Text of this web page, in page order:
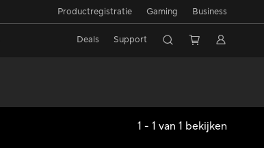
Productregistratie Gaming Business
Deals Support
1 - 1 van 1 bekijken